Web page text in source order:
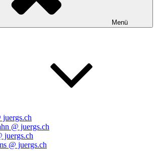
Menü
@ juergs.ch
juergs.ch
@ juergs.ch